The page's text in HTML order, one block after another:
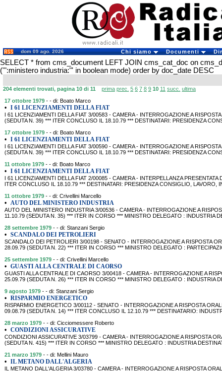
dom 09 ago. 2026 Chi siamo Documenti
SELECT * from cms_document LEFT JOIN cms_cat_doc on
('":ministero industria:"' in boolean mode) order by doc_date DESC
204 elementi trovati, pagina 10 di 11 prima prec. 5 6 7 8 9 10 11 succ. ultima
17 ottobre 1979 - - di: Boato Marco
• I 61 LICENZIAMENTI DELLA FIAT
I 61 LICENZIAMENTI DELLA FIAT 3/00583 - CAMERA - INTERROGAZIONE A
(SEDUTA N. 39) *** ITER CONCLUSO IL 18.10.79 *** DESTINATARI: PRESIDENZA
17 ottobre 1979 - - di: Boato Marco
• I 61 LICENZIAMENTI DELLA FIAT
I 61 LICENZIAMENTI DELLA FIAT 3/00590 - CAMERA - INTERROGAZIONE A
(SEDUTA N. 39) *** ITER CONCLUSO IL 18.10.79 *** DESTINATARI: PRESIDENZA
11 ottobre 1979 - - di: Boato Marco
• I 61 LICENZIAMENTI DELLA FIAT
I 61 LICENZIAMENTI DELLA FIAT 2/00085 - CAMERA - INTERPELLANZA
ITER CONCLUSO IL 18.10.79 *** DESTINATARI: PRESIDENZA CONSIGLIO, LAVORO,
11 ottobre 1979 - - di: Crivellini Marcello
• AUTO DEL MINISTERO INDUSTRIA
AUTO DEL MINISTERO INDUSTRIA 3/00536 - CAMERA - INTERROGAZIONE A
11.10.79 (SEDUTA N. 35) *** ITER IN CORSO *** MINISTRO DELEGATO : INDUSTRIA
28 settembre 1979 - - di: Stanzani Sergio
• SCANDALO DEI PETROLIERI
SCANDALO DEI PETROLIERI 3/00198 - SENATO - INTERROGAZIONE A RISPOSTA
28.09.79 (SEDUTA N. 22) *** ITER IN CORSO *** MINISTRO DELEGATO :
25 settembre 1979 - - di: Crivellini Marcello
• GUASTI ALLA CENTRALE DI CAORSO
GUASTI ALLA CENTRALE DI CAORSO 3/00418 - CAMERA - INTERROGAZIONE A
25.09.79 (SEDUTA N. 26) *** ITER IN CORSO *** MINISTRO DELEGATO : INDUSTRIA
9 agosto 1979 - - di: Stanzani Sergio
• RISPARMIO ENERGETICO
RISPARMIO ENERGETICO 3/00112 - SENATO - INTERROGAZIONE A RISPOSTA
09.08.79 (SEDUTA N. 14) *** ITER CONCLUSO IL 12.10.79 *** DESTINATARIO:
28 marzo 1979 - - di: Cicciomessere Roberto
• CONDIZIONI ASSICURATIVE
CONDIZIONI ASSICURATIVE 3/03799 - CAMERA - INTERROGAZIONE A RISPOSTA
(SEDUTA N. 415) *** ITER IN CORSO *** MINISTRO DELEGATO : INDUSTRIA
21 marzo 1979 - - di: Mellini Mauro
• IL METANO DALL'ALGERIA
IL METANO DALL'ALGERIA 3/03780 - CAMERA - INTERROGAZIONE A RISPOSTA